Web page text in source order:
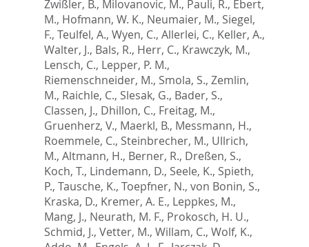
Zwißler, B., Milovanovic, M., Pauli, R., Ebert,
M., Hofmann, W. K., Neumaier, M., Siegel,
F., Teulfel, A., Wyen, C., Allerlei, C., Keller, A.,
Walter, J., Bals, R., Herr, C., Krawczyk, M.,
Lensch, C., Lepper, P. M.,
Riemenschneider, M., Smola, S., Zemlin,
M., Raichle, C., Slesak, G., Bader, S.,
Classen, J., Dhillon, C., Freitag, M.,
Gruenherz, V., Maerkl, B., Messmann, H.,
Roemmele, C., Steinbrecher, M., Ullrich,
M., Altmann, H., Berner, R., Dreßen, S.,
Koch, T., Lindemann, D., Seele, K., Spieth,
P., Tausche, K., Toepfner, N., von Bonin, S.,
Kraska, D., Kremer, A. E., Leppkes, M.,
Mang, J., Neurath, M. F., Prokosch, H. U.,
Schmid, J., Vetter, M., Willam, C., Wolf, K.,